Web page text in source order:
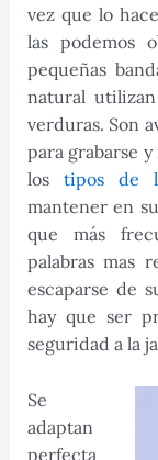
vez que lo
las podemos
pequeñas
natural
verduras. Son
para grabarse
los tipos de
mantener en
que más
palabras mas
escaparse de
hay que ser
seguridad a la
Se
adaptan
perfecta